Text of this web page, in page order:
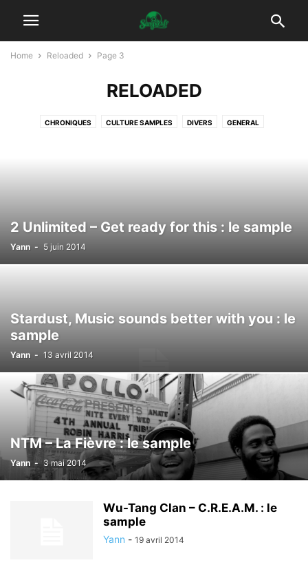
Home Reloaded Page 3
RELOADED
CHRONIQUES CULTURE SAMPLES DIVERS GENERAL
2 Unlimited – Get ready for this : le sample
Yann - 5 juin 2014
Stardust, Music sounds better with you : le
sample
Yann - 13 avril 2014
NTM – La Fièvre : le sample
Yann - 3 mai 2014
Wu-Tang Clan – C.R.E.A.M. : le
sample
Yann - 19 avril 2014